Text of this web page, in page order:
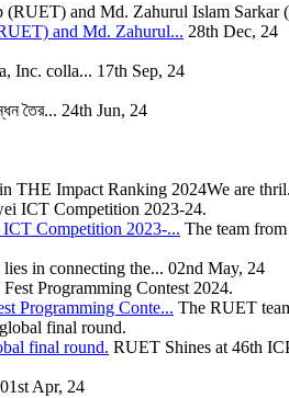
and Md. Zahurul... 28th Dec, 24
Inc. colla... 17th Sep, 24
তৈর... 24th Jun, 24
THE Impact Ranking 2024We are
Competition 2023-... The team
in connecting the... 02nd May, 24
Programming Conte... The RUET
final round. RUET Shines at 46th
01st Apr, 24